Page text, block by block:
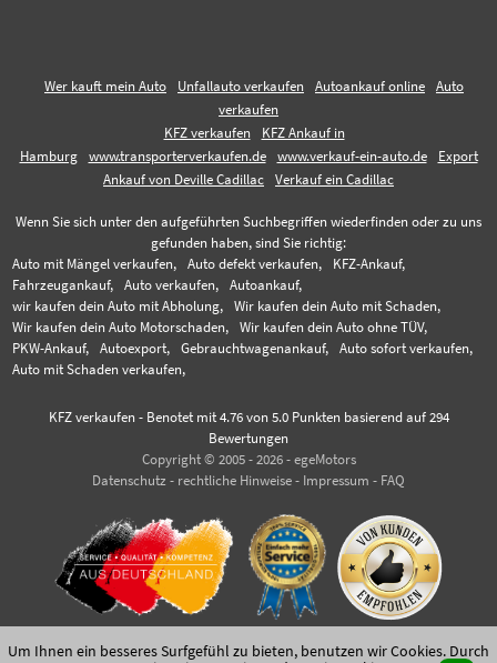
Wer kauft mein Auto Unfallauto verkaufen Autoankauf online
Auto
verkaufen
KFZ verkaufen
KFZ Ankauf in
Hamburg
www.transporterverkaufen.de www.verkauf-ein-auto.de
Export
Ankauf von Deville Cadillac
Verkauf ein Cadillac
Wenn Sie sich unter den aufgeführten Suchbegriffen wiederfinden oder zu uns
gefunden haben, sind Sie richtig:
Auto mit Mängel verkaufen,
Auto defekt verkaufen,
KFZ-Ankauf,
Fahrzeugankauf,
Auto verkaufen,
Autoankauf,
wir kaufen dein Auto mit Abholung,
Wir kaufen dein Auto mit Schaden,
Wir kaufen dein Auto Motorschaden,
Wir kaufen dein Auto ohne TÜV,
PKW-Ankauf,
Autoexport, Gebrauchtwagenankauf,
Auto sofort verkaufen,
Auto mit Schaden verkaufen,
KFZ verkaufen- Benotet mit 4.76von 5.0 Punkten basierend auf 294
Bewertungen
Copyright © 2005 - 2026 - egeMotors
Datenschutz - rechtliche Hinweise - Impressum - FAQ
Um Ihnen ein besseres Surfgefühl zu bieten, benutzen wir Cookies. Durch